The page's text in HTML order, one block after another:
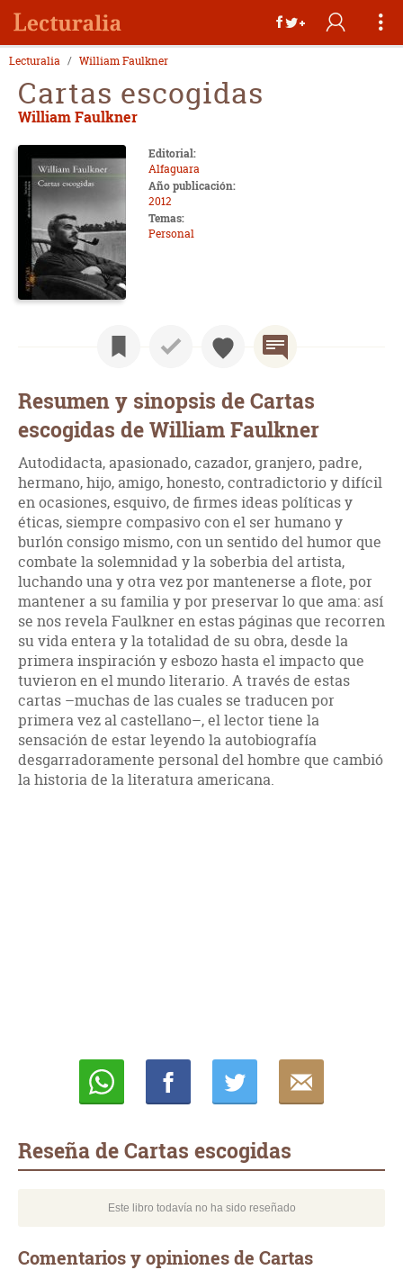
Lecturalia William Faulkner
Cartas escogidas
William Faulkner
Editorial:
Alfaguara
Año publicación:
2012
Temas:
Personal
Resumen y sinopsis de Cartas
escogidas de William Faulkner
Autodidacta, apasionado, cazador, granjero, padre,
hermano, hijo, amigo, honesto, contradictorio y difícil
en ocasiones, esquivo, de firmes ideas políticas y
éticas, siempre compasivo con el ser humano y
burlón consigo mismo, con un sentido del humor que
combate la solemnidad y la soberbia del artista,
luchando una y otra vez por mantenerse a flote, por
mantener a su familia y por preservar lo que ama: así
se nos revela Faulkner en estas páginas que recorren
su vida entera y la totalidad de su obra, desde la
primera inspiración y esbozo hasta el impacto que
tuvieron en el mundo literario. A través de estas
cartas –muchas de las cuales se traducen por
primera vez al castellano–, el lector tiene la
sensación de estar leyendo la autobiografía
desgarradoramente personal del hombre que cambió
la historia de la literatura americana.
Reseña de Cartas escogidas
Este libro todavía no ha sido reseñado
Comentarios y opiniones de Cartas